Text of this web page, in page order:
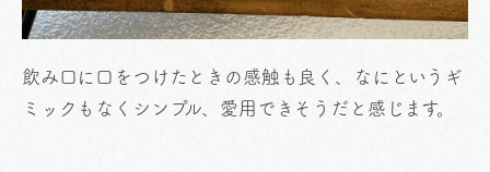
飲み口に口をつけたときの感触も良く、なにというギ
ミックもなくシンプル、愛用できそうだと感じます。